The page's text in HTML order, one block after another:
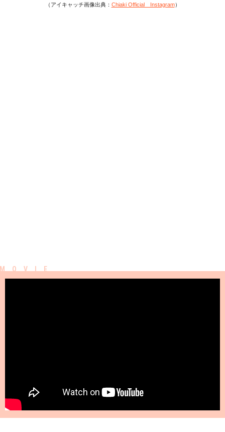
（アイキャッチ画像出典： Chiaki Official Instagram）